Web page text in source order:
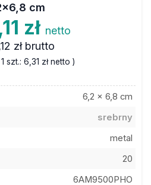
cm
zł netto
zł brutto
szt.: 6,31 złnetto )
6,2 x 6,8 cm
srebrny
metal
20
6AM9500PHO